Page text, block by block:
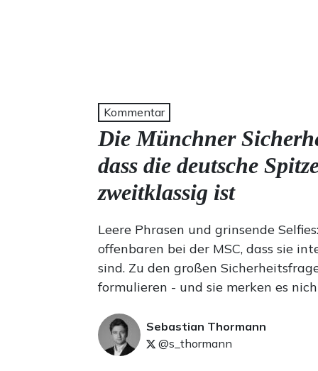
Kommentar
Die Münchner
dass die deutsche
zweitklassig ist
Leere Phrasen und grinsende
offenbaren bei der MSC, dass sie
sind. Zu den großen
formulieren - und sie merken es
Sebastian Thormann
@s_thormann